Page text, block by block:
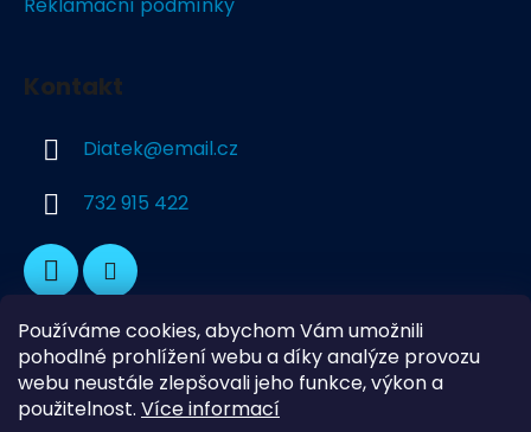
Používáme cookies, abychom Vám umožnili
pohodlné prohlížení webu a díky analýze provozu
webu neustále zlepšovali jeho funkce, výkon a
použitelnost. Více informací
Reklamační podmínky
Kontakt
Diatek@email.cz
732 915 422